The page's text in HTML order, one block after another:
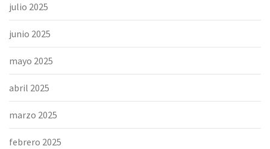
julio 2025
junio 2025
mayo 2025
abril 2025
marzo 2025
febrero 2025